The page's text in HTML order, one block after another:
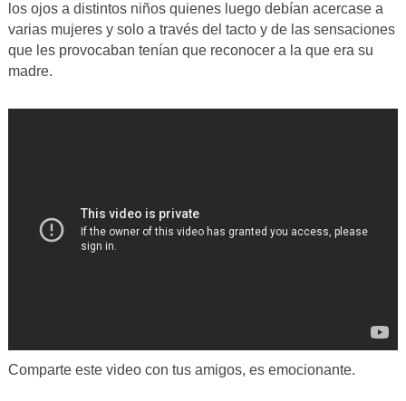
los ojos a distintos niños quienes luego debían acercase a
varias mujeres y solo a través del tacto y de las sensaciones
que les provocaban tenían que reconocer a la que era su
madre.
Comparte este video con tus amigos, es emocionante.